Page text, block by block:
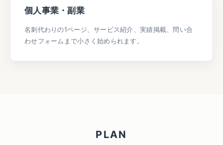
個人事業・副業
名刺代わりの1ページ、サービス紹介、実績掲載、問い合
わせフォームまで小さく始められます。
PLAN